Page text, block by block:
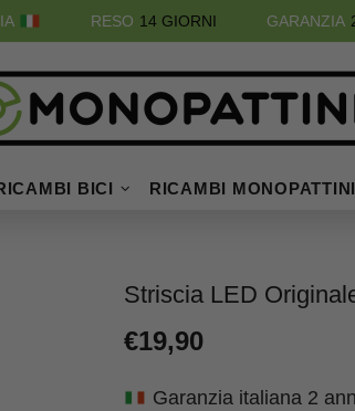
RESO 14 GIORNI GARANZIA
BICI RICAMBI
Striscia LED
€19,90
Garanzia italiana 2